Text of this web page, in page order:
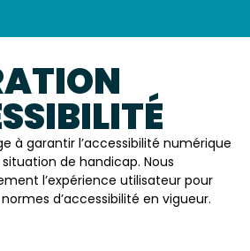
à garantir l’accessibilité numérique
de handicap. Nous
l’expérience utilisateur pour
d’accessibilité en vigueur.